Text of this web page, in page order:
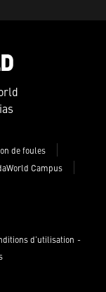
de foules
Campus
d’utilisation